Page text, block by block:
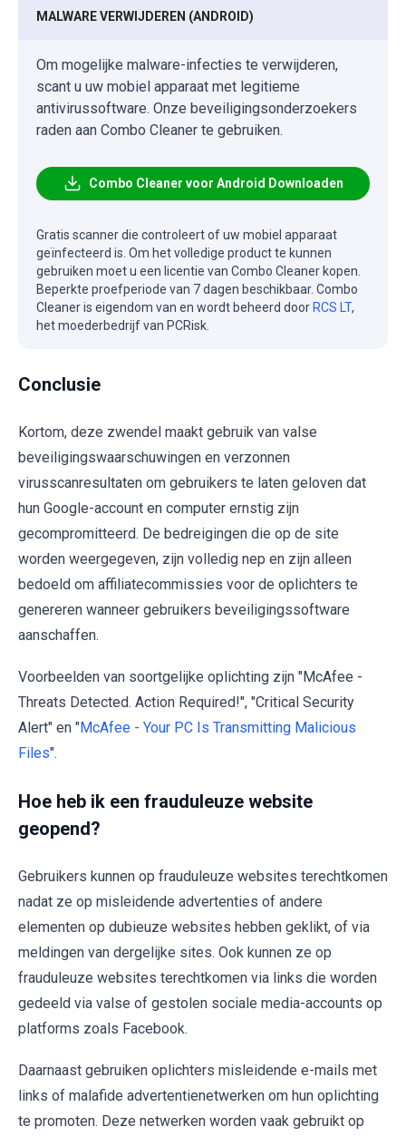
MALWARE VERWIJDEREN (ANDROID)
Om mogelijke malware-infecties te verwijderen,
scant u uw mobiel apparaat met legitieme
antivirussoftware. Onze beveiligingsonderzoekers
raden aan Combo Cleaner te gebruiken.
Combo Cleaner voor Android Downloaden
Gratis scanner die controleert of uw mobiel apparaat
geïnfecteerd is. Om het volledige product te kunnen
gebruiken moet u een licentie van Combo Cleaner kopen.
Beperkte proefperiode van 7 dagen beschikbaar. Combo
Cleaner is eigendom van en wordt beheerd door RCS LT,
het moederbedrijf van PCRisk.
Conclusie
Kortom, deze zwendel maakt gebruik van valse
beveiligingswaarschuwingen en verzonnen
virusscanresultaten om gebruikers te laten geloven dat
hun Google-account en computer ernstig zijn
gecompromitteerd. De bedreigingen die op de site
worden weergegeven, zijn volledig nep en zijn alleen
bedoeld om affiliatecommissies voor de oplichters te
genereren wanneer gebruikers beveiligingssoftware
aanschaffen.
Voorbeelden van soortgelijke oplichting zijn "McAfee -
Threats Detected. Action Required!", "Critical Security
Alert" en "McAfee - Your PC Is Transmitting Malicious
Files".
Hoe heb ik een frauduleuze website
geopend?
Gebruikers kunnen op frauduleuze websites terechtkomen
nadat ze op misleidende advertenties of andere
elementen op dubieuze websites hebben geklikt, of via
meldingen van dergelijke sites. Ook kunnen ze op
frauduleuze websites terechtkomen via links die worden
gedeeld via valse of gestolen sociale media-accounts op
platforms zoals Facebook.
Daarnaast gebruiken oplichters misleidende e-mails met
links of malafide advertentienetwerken om hun oplichting
te promoten. Deze netwerken worden vaak gebruikt op